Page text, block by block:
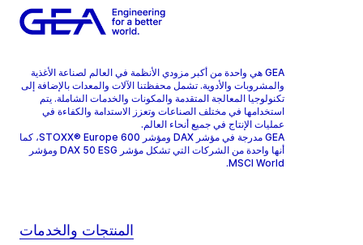
GEA هي واحدة من أكبر مزودي الأنظمة في العالم لصناعة الأغذية
والمشروبات والأدوية. تشمل محفظتنا الآلات والمعدات بالإضافة إلى
تكنولوجيا المعالجة المتقدمة والمكونات والخدمات الشاملة. يتم
استخدامها في مختلف الصناعات وتعزز الاستدامة والكفاءة في
عمليات الإنتاج في جميع أنحاء العالم.
GEA مدرجة في مؤشر DAX ومؤشر STOXX® Europe 600، كما
أنها واحدة من الشركات التي تشكل مؤشر DAX 50 ESG ومؤشر
MSCI World.
المنتجات والخدمات